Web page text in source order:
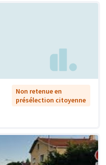
Non retenue en
présélection citoyenne